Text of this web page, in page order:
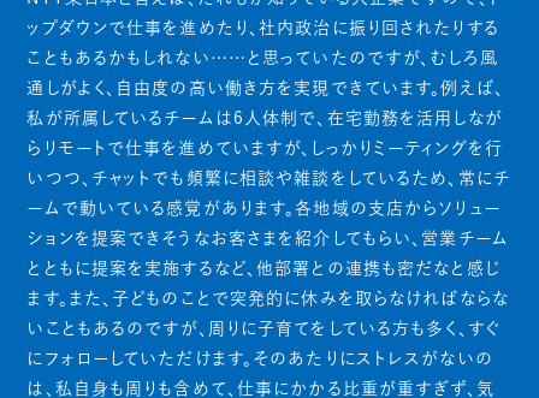
ップダウンで仕事を進めたり、社内政治に振り回されたりする
こともあるかもしれない……と思っていたのですが、むしろ風
通しがよく、自由度の高い働き方を実現できています。例えば、
私が所属しているチームは6人体制で、在宅勤務を活用しなが
らリモートで仕事を進めていますが、しっかりミーティングを行
いつつ、チャットでも頻繁に相談や雑談をしているため、常にチ
ームで動いている感覚があります。各地域の支店からソリュー
ションを提案できそうなお客さまを紹介してもらい、営業チーム
とともに提案を実施するなど、他部署との連携も密だなと感じ
ます。また、子どものことで突発的に休みを取らなければならな
いこともあるのですが、周りに子育てをしている方も多く、すぐ
にフォローしていただけます。そのあたりにストレスがないの
は、私自身も周りも含めて、仕事にかかる比重が重すぎず、気